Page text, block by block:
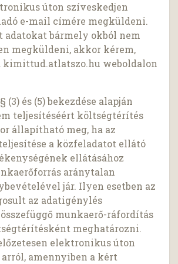
úton szíveskedjen
e-mail címére megküldeni.
adatokat bármely okból nem
megküldeni, akkor kérem,
kimittud.atlatszo.hu weboldalon
(3) és (5) bekezdése alapján
teljesítéséért költségtérítés
állapítható meg, ha az
a közfeladatot ellátó
ellátásához
aránytalan
jár. Ilyen esetben az
az adatigénylés
munkaerő-ráfordítás
meghatározni.
elektronikus úton
amennyiben a kért